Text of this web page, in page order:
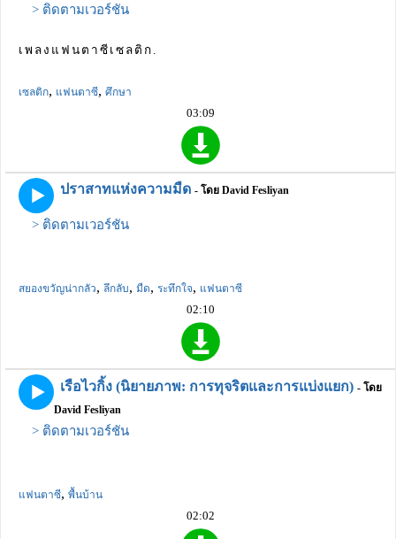
> ติดตามเวอร์ชัน
เพลงแฟนตาซีเซลติก.
เซลติก, แฟนตาซี, ศึกษา
03:09
ปราสาทแห่งความมืด - โดย David Fesliyan
> ติดตามเวอร์ชัน
สยองขวัญน่ากลัว, ลึกลับ, มืด, ระทึกใจ, แฟนตาซี
02:10
เรือไวกิ้ง (นิยายภาพ: การทุจริตและการแบ่งแยก) - โดย
David Fesliyan
> ติดตามเวอร์ชัน
แฟนตาซี, พื้นบ้าน
02:02